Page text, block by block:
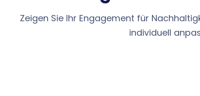
Zeigen Sie Ihr Engagement für
individuell